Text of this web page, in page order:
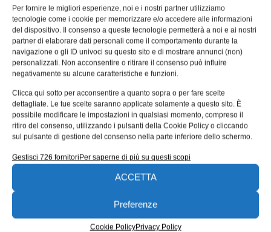
Per fornire le migliori esperienze, noi e i nostri partner utilizziamo
tecnologie come i cookie per memorizzare e/o accedere alle informazioni
del dispositivo. Il consenso a queste tecnologie permetterà a noi e ai nostri
partner di elaborare dati personali come il comportamento durante la
navigazione o gli ID univoci su questo sito e di mostrare annunci (non)
personalizzati. Non acconsentire o ritirare il consenso può influire
negativamente su alcune caratteristiche e funzioni.
Clicca qui sotto per acconsentire a quanto sopra o per fare scelte
dettagliate. Le tue scelte saranno applicate solamente a questo sito. È
possibile modificare le impostazioni in qualsiasi momento, compreso il
ritiro del consenso, utilizzando i pulsanti della Cookie Policy o cliccando
sul pulsante di gestione del consenso nella parte inferiore dello schermo.
Gestisci 726 fornitoriPer saperne di più su questi scopi
ACCETTA
Preferenze
Cookie PolicyPrivacy Policy
Più nel dettaglio, l’iscrizione a METAL
UNIVERSITY consentirà anche di beneficiare di un
tool di assessment delle figure professionali e di un
supporto per l’analisi del fabbisogno formativo e di
consulenza dedicata. La quota massima di ore
usufruibili per ciascuna quota di adesione è di 750
nel triennio (250 all’anno). I corsi opzionati e il
numero di persone iscritte per ogni corso
rientreranno all’interno di uno schema
flessibile. Inoltre, con la logica della community,
sarà possibile partecipare a visite aziendali, viaggi
formativi, workshop, incontri di scambio e
confronto aggiuntivi. Il primo “catalogo” base
(triennale) comprenderà proposte nelle seguenti